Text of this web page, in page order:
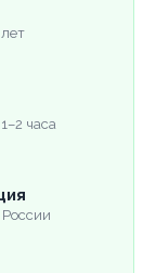
часа